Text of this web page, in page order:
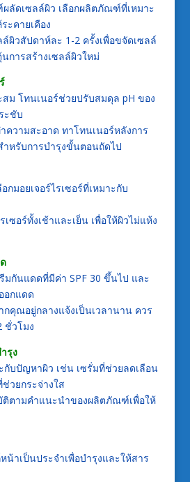
ลัดเซลล์ผิว เลือกผลิตภัณฑ์ที่เหมาะ
ะคายเคือง
ผิวสัปดาห์ละ 1-2 ครั้งเพื่อขจัดเซลล์
การสร้างเซลล์ผิวใหม่
สม โทนเนอร์ช่วยปรับสมดุล pH ของ
ะชับ
ความสะอาด ทาโทนเนอร์หลังการ
ำหรับการบำรุงขั้นตอนถัดไป
กมอยเจอร์ไรเซอร์ที่เหมาะกับ
เซอร์ทั้งเช้าและเย็น เพื่อให้ผิวไม่แห้ง
มกันแดดที่มีค่า SPF 30 ขึ้นไป และ
อกแดด
คุณอยู่กลางแจ้งเป็นเวลานาน ควร
ชั่วโมง
รุง
บปัญหาผิว เช่น เซรั่มที่ช่วยลดเลือน
วยกระจ่างใส
ตามคำแนะนำของผลิตภัณฑ์เพื่อให้
าเป็นประจำเพื่อบำรุงและให้สาร